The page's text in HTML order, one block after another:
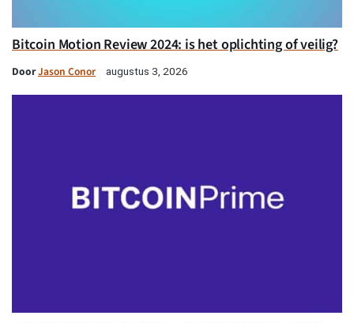
Bitcoin Motion Review 2024: is het oplichting of veilig?
DoorJason Conor augustus 3, 2026